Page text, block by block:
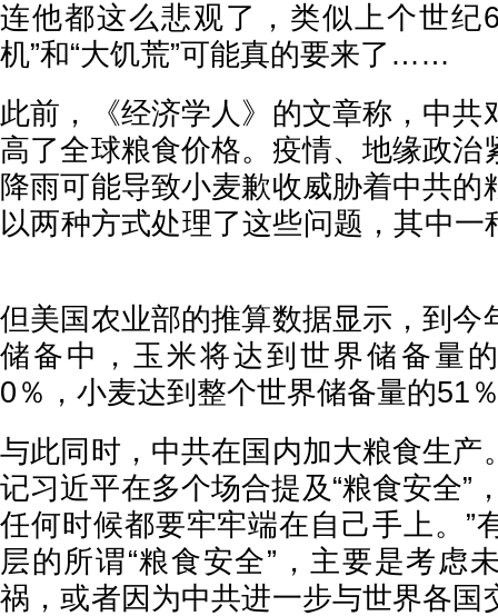
连他都这么悲观了，类似上个世纪
机”和“大饥荒”可能真的要来了……
此前，《经济学人》的文章称，中共
高了全球粮食价格。疫情、地缘政治
降雨可能导致小麦歉收威胁着中共的
以两种方式处理了这些问题，其中
但美国农业部的推算数据显示，到今
储备中，玉米将达到世界储备量
0％，小麦达到整个世界储备量的51
与此同时，中共在国内加大粮食生产
记习近平在多个场合提及“粮食安全”
任何时候都要牢牢端在自己手上。”
层的所谓“粮食安全”，主要是考虑
祸，或者因为中共进一步与世界各国